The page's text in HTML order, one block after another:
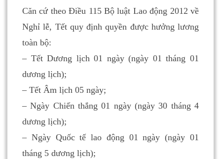
Căn cứ theo Điều 115 Bộ luật Lao động 2012 về
Nghỉ lễ, Tết quy định quyền được hưởng lương
toàn bộ:
– Tết Dương lịch 01 ngày (ngày 01 tháng 01
dương lịch);
– Tết Âm lịch 05 ngày;
– Ngày Chiến thắng 01 ngày (ngày 30 tháng 4
dương lịch);
– Ngày Quốc tế lao động 01 ngày (ngày 01
tháng 5 dương lịch);